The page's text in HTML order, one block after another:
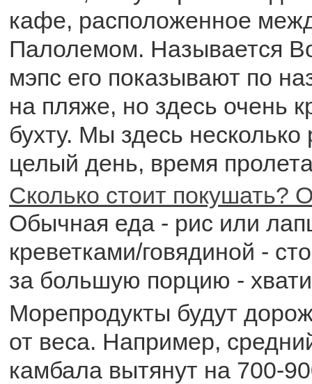
кафе, расположенное
Палолемом. Называется
мэпс его показывают по
на пляже, но здесь очень
бухту. Мы здесь
целый день, время
Сколько стоит покушать?
Обычная еда - рис или
креветками/говядиной -
за большую порцию -
Морепродукты будут
от веса. Например,
камбала вытянут на 700-